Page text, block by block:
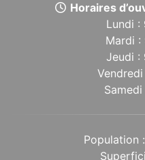
Horaires
Lundi :
Mardi :
Jeudi :
Population :